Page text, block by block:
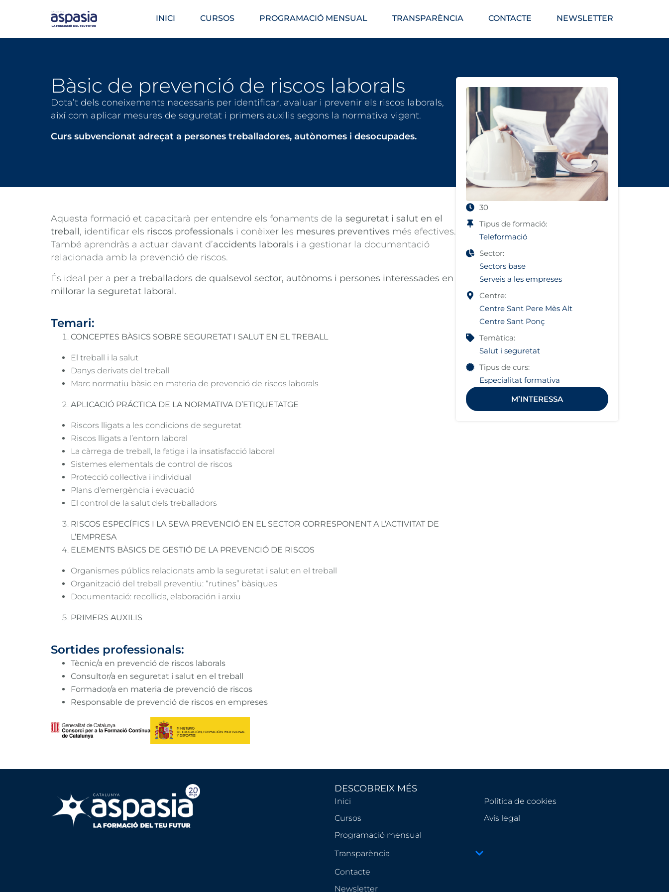
INICI CURSOS PROGRAMACIÓ MENSUAL TRANSPARÈNCIA CONTACTE NEWSLETTER
Bàsic de prevenció de riscos laborals
Dota’t dels coneixements necessaris per identificar, avaluar i prevenir els riscos laborals,
així com aplicar mesures de seguretat i primers auxilis segons la normativa vigent.
Curs subvencionat adreçat a persones treballadores, autònomes i desocupades.
Aquesta formació et capacitarà per entendre els fonaments de la seguretat i salut en el
treball, identificar els riscos professionals i conèixer les mesures preventives més efectives.
També aprendràs a actuar davant d’accidents laborals i a gestionar la documentació
relacionada amb la prevenció de riscos.
És ideal per a per a treballadors de qualsevol sector, autònoms i persones interessades en
millorar la seguretat laboral.
Temari:
CONCEPTES BÀSICS SOBRE SEGURETAT I SALUT EN EL TREBALL
El treball i la salut
Danys derivats del treball
Marc normatiu bàsic en materia de prevenció de riscos laborals
APLICACIÓ PRÁCTICA DE LA NORMATIVA D’ETIQUETATGE
Riscors lligats a les condicions de seguretat
Riscos lligats a l’entorn laboral
La càrrega de treball, la fatiga i la insatisfacció laboral
Sistemes elementals de control de riscos
Protecció col·lectiva i individual
Plans d’emergència i evacuació
El control de la salut dels treballadors
RISCOS ESPECÍFICS I LA SEVA PREVENCIÓ EN EL SECTOR CORRESPONENT A L’ACTIVITAT DE
L’EMPRESA
ELEMENTS BÀSICS DE GESTIÓ DE LA PREVENCIÓ DE RISCOS
Organismes públics relacionats amb la seguretat i salut en el treball
Organització del treball preventiu: “rutines” bàsiques
Documentació: recollida, elaboración i arxiu
PRIMERS AUXILIS
Sortides professionals:
Tècnic/a en prevenció de riscos laborals
Consultor/a en seguretat i salut en el treball
Formador/a en materia de prevenció de riscos
Responsable de prevenció de riscos en empreses
30
Tipus de formació:
Teleformació
Sector:
Sectors base
Serveis a les empreses
Centre:
Centre Sant Pere Mès Alt
Centre Sant Ponç
Temàtica:
Salut i seguretat
Tipus de curs:
Especialitat formativa
M’INTERESSA
DESCOBREIX MÉS
Inici
Cursos
Programació mensual
Transparència
Contacte
Newsletter
Política de cookies
Avís legal
×
Vull rebre missatges comercials de Grup ASPASIA.